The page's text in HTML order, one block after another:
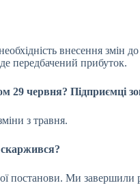
внесення
передбачений прибуток.
29 червня? Підприємці
з травня.
скаржився?
постанови. Ми